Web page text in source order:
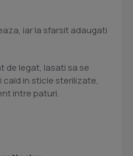
iar la sfarsit adaugati
de legat, lasati sa se
in sticle sterilizate,
intre paturi.